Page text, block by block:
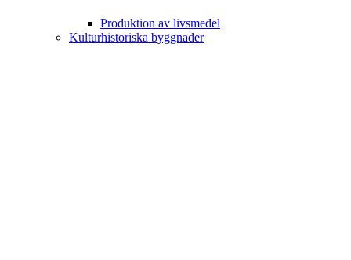
Produktion av livsmedel
Kulturhistoriska byggnader